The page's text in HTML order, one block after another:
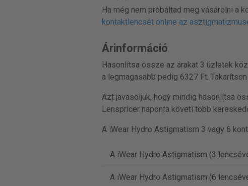
Ha még nem próbáltad meg vásárolni a
kontaktlencsét online az
Árinformáció
Hasonlítsa össze az árakat 3 üzletek
a legmagasabb pedig 6327 Ft.
Azt javasoljuk, hogy mindig hasonlítsa
Lenspricer naponta követi több
A iWear Hydro Astigmatism 3 vagy 6
A iWear Hydro Astigmatism (3
A iWear Hydro Astigmatism (6